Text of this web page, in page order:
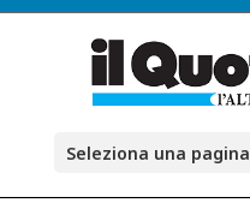
Seleziona una pagina